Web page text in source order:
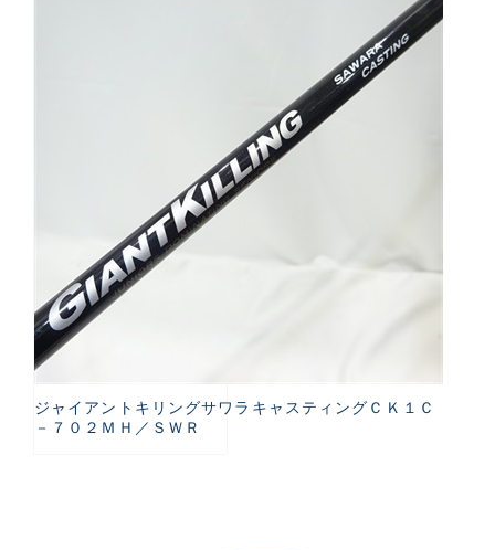
ジャイアントキリングサワラキャスティングＣＫ１Ｃ
－７０２ＭＨ／ＳＷＲ